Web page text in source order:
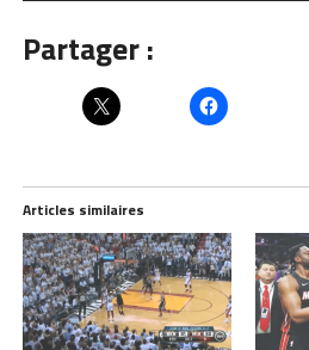
Partager :
Articles similaires